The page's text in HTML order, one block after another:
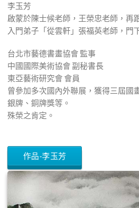
李玉芳
啟蒙於陳士候老師，王榮忠老師，再
入門弟子「從雲軒」張福英老師，門
台北市藝德書畫協會 監事
中國國際美術協會 副秘書長
東亞藝術研究會 會員
曾參加多次國內外聯展，獲得三屆國
銀牌、銅牌獎等。
殊榮之肯定。
作品-李玉芳